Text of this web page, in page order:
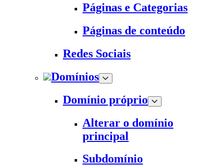
Páginas e Categorias
Páginas de conteúdo
Redes Sociais
Domínios
Domínio próprio
Alterar o domínio
principal
Subdomínio